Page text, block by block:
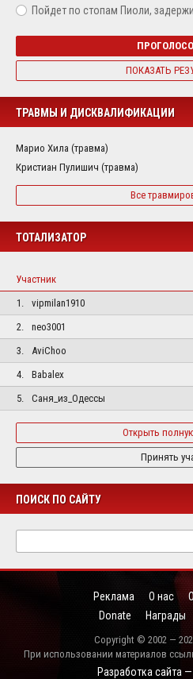
Пойдет по стопам Пиоли,
ПОКАЗАТЬ
ТРАВМЫ И ДИСКВАЛИФИКАЦИИ
Марио Хила (травма)
Кристиан Пулишич (травма)
Все
ТОТАЛИЗАТОР
Участник
1.
vipmilan1910
2.
neo3001
3.
AviChoo
4.
Babalex
5.
Саня_из_Одессы
Открыть
Принять
ПОИСК ПО САЙТУ
Реклама О нас
Donate
Награды
Copyright © 2002 —
При использовании материалов
Разработка сайта